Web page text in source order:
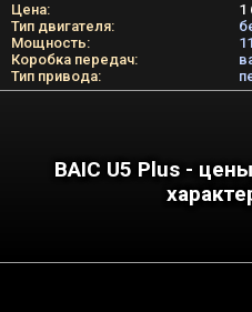
Цена:
1
Тип двигателя:
Мощность:
Коробка передач:
Тип привода:
BAIC U5 Plus -